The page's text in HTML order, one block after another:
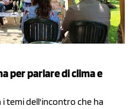
per parlare di clima e
temi dell'incontro che ha